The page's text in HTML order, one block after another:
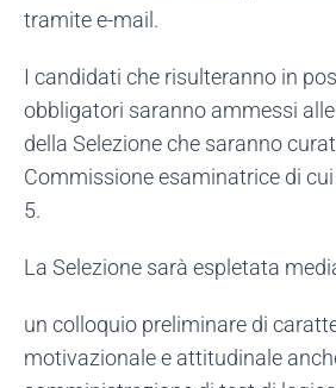
tramite e-mail.
I candidati che risulteranno in
obbligatori saranno ammessi
della Selezione che saranno
Commissione esaminatrice di
5.
La Selezione sarà espletata
un colloquio preliminare di
motivazionale e attitudinale